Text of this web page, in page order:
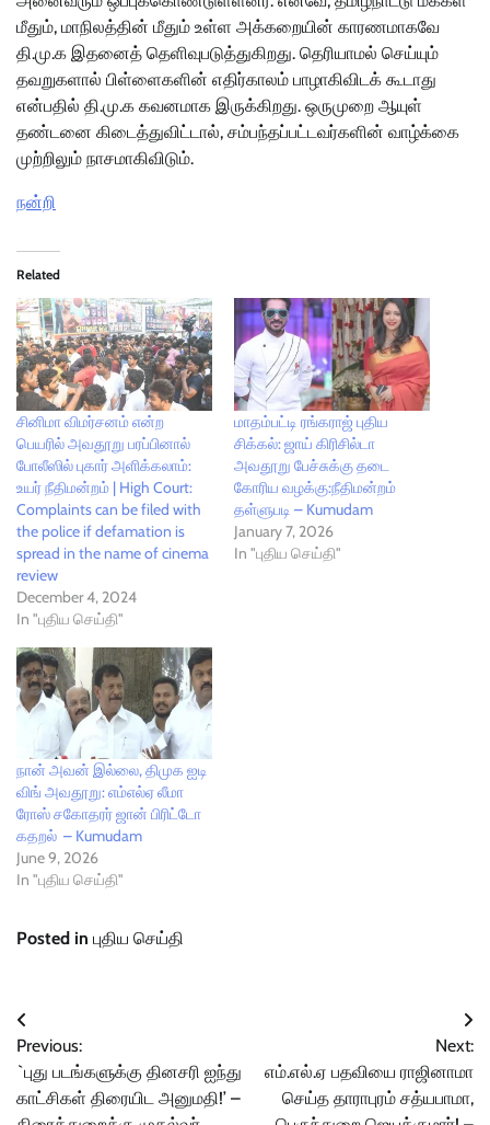
மீதும், மாநிலத்தின் மீதும் உள்ள அக்கறையின் காரணமாகவே
தி.மு.க இதனைத் தெளிவுபடுத்துகிறது. தெரியாமல் செய்யும்
தவறுகளால் பிள்ளைகளின் எதிர்காலம் பாழாகிவிடக் கூடாது
என்பதில் தி.மு.க கவனமாக இருக்கிறது. ஒருமுறை ஆயுள்
தண்டனை கிடைத்துவிட்டால், சம்பந்தப்பட்டவர்களின் வாழ்க்கை
முற்றிலும் நாசமாகிவிடும்.
நன்றி
Related
சினிமா விமர்சனம் என்ற
பெயரில் அவதூறு பரப்பினால்
போலீஸில் புகார் அளிக்கலாம்:
உயர் நீதிமன்றம் | High Court:
Complaints can be filed with
the police if defamation is
spread in the name of cinema
review
December 4, 2024
In "புதிய செய்தி"
மாதம்பட்டி ரங்கராஜ் புதிய
சிக்கல்: ஜாய் கிரிசில்டா
அவதூறு பேச்சுக்கு தடை
கோரிய வழக்கு:நீதிமன்றம்
தள்ளுபடி – Kumudam
January 7, 2026
In "புதிய செய்தி"
நான் அவன் இல்லை, திமுக ஐடி
விங் அவதூறு: எம்எல்ஏ லீமா
ரோஸ் சகோதரர் ஜான் பிரிட்டோ
கதறல் – Kumudam
June 9, 2026
In "புதிய செய்தி"
Posted in புதிய செய்தி
Post
navigation
Previous:
`புது படங்களுக்கு தினசரி ஐந்து
காட்சிகள் திரையிட அனுமதி!’ –
Next:
எம்‌.எல்.ஏ பதவியை ராஜினாமா
செய்த தாராபுரம் சத்யபாமா,